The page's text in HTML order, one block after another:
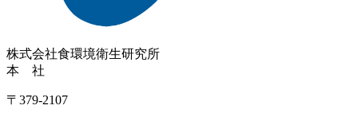
株式会社食環境衛生研究所
本 社
〒379-2107